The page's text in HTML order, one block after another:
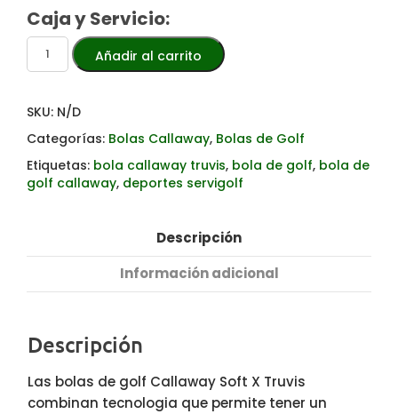
Caja y Servicio:
Añadir al carrito
SKU: N/D
Categorías: Bolas Callaway, Bolas de Golf
Etiquetas: bola callaway truvis, bola de golf, bola de
golf callaway, deportes servigolf
Descripción
Información adicional
Descripción
Las bolas de golf Callaway Soft X Truvis
combinan tecnologia que permite tener un